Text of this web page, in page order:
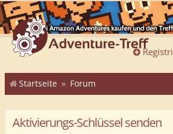
Startseite Forum
Aktivierungs-Schlüssel senden